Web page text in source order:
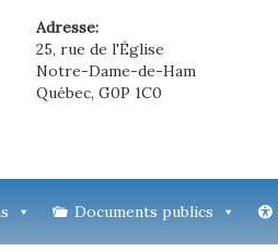
Adresse:
25, rue de l'Église
Notre-Dame-de-Ham
Québec, G0P 1C0
Documents publics